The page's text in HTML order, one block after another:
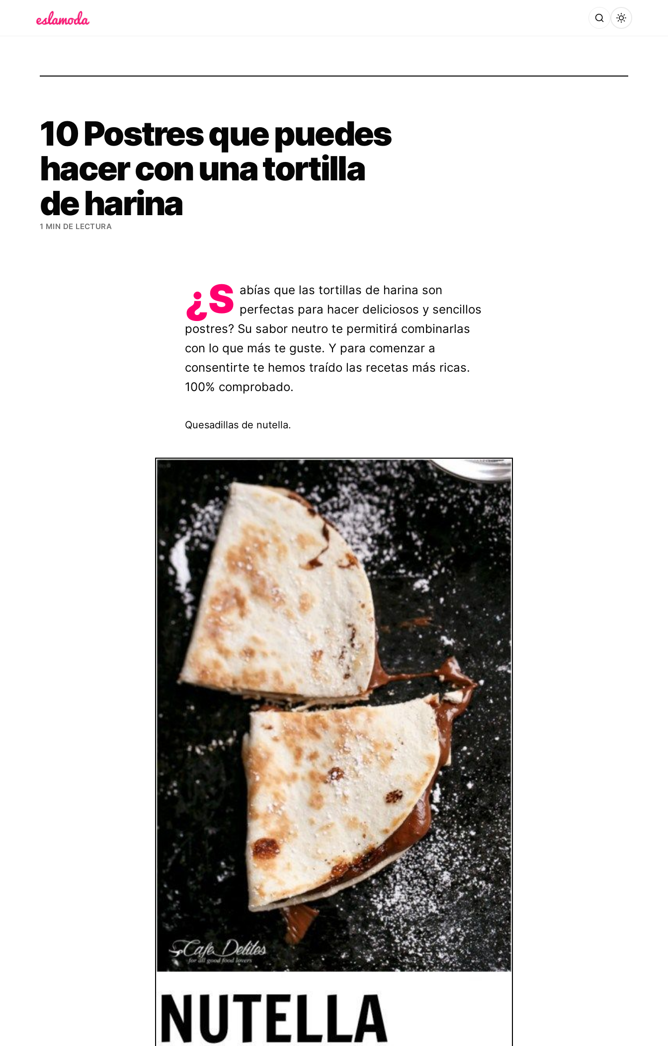
10 Postres que puedes
hacer con una tortilla
de harina
1 MIN DE LECTURA
¿S abías que las tortillas de harina son
perfectas para hacer deliciosos y sencillos
postres? Su sabor neutro te permitirá combinarlas
con lo que más te guste. Y para comenzar a
consentirte te hemos traído las recetas más ricas.
100% comprobado.
Quesadillas de nutella.